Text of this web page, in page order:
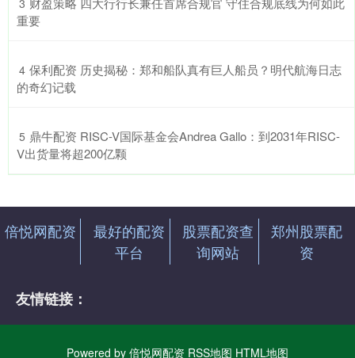
3
重要
4 ​保利配资 历史揭秘：郑和船队真有巨人船员？明代航海日志
的奇幻记载
5 ​鼎牛配资 RISC-V国际基金会Andrea Gallo：到2031年RISC-
V出货量将超200亿颗
倍悦网配资
最好的配资
平台
股票配资查
询网站
郑州股票配
资
友情链接：
Powered by 倍悦网配资 RSS地图 HTML地图